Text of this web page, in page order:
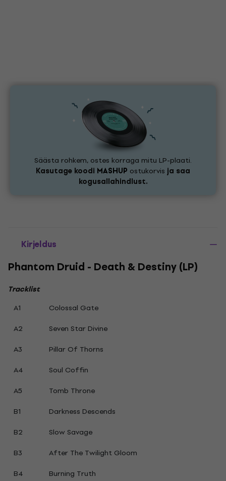
Säästa rohkem, ostes korraga mitu LP-plaati.
Kasutage koodi MASHUP ostukorvis ja saa
kogusallahindlust.
Kirjeldus
Phantom Druid - Death & Destiny (LP)
Tracklist
A1
Colossal Gate
A2
Seven Star Divine
A3
Pillar Of Thorns
A4
Soul Coffin
A5
Tomb Throne
B1
Darkness Descends
B2
Slow Savage
B3
After The Twilight Gloom
B4
Burning Truth